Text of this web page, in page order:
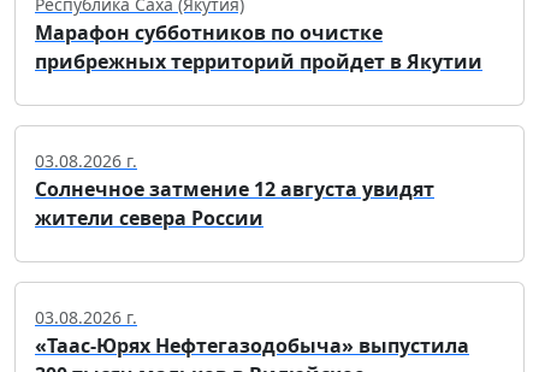
Марафон субботников по очистке
прибрежных территорий пройдет в Якутии
03.08.2026 г.
Солнечное затмение 12 августа увидят
жители севера России
03.08.2026 г.
«Таас-Юрях Нефтегазодобыча» выпустила